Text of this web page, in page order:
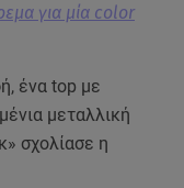
για μία color
ένα top με
μεταλλική
σχολίασε η